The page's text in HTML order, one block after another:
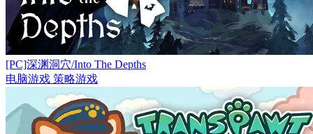
[PC]深渊洞穴/Into The Depths
电脑游戏 策略游戏